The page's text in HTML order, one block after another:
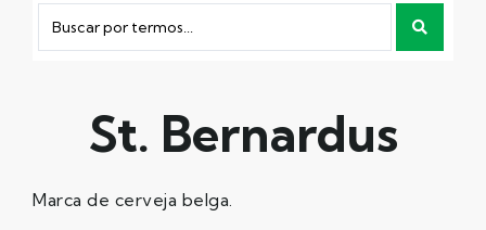
St. Bernardus
Marca de cerveja belga.